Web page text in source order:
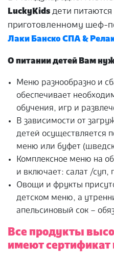
LuckyKids дети
приготовленному шеф-
Лаки Банско СПА &
О питании детей Вам
Меню разнообразно и
обеспечивает
обучения, игр и
В зависимости от
детей осуществляется
меню или буфет
Комплексное меню на
и включает: салат /суп,
Овощи и фрукты
детском меню, а
апельсиновый сок –
Все продукты
имеют сертификат